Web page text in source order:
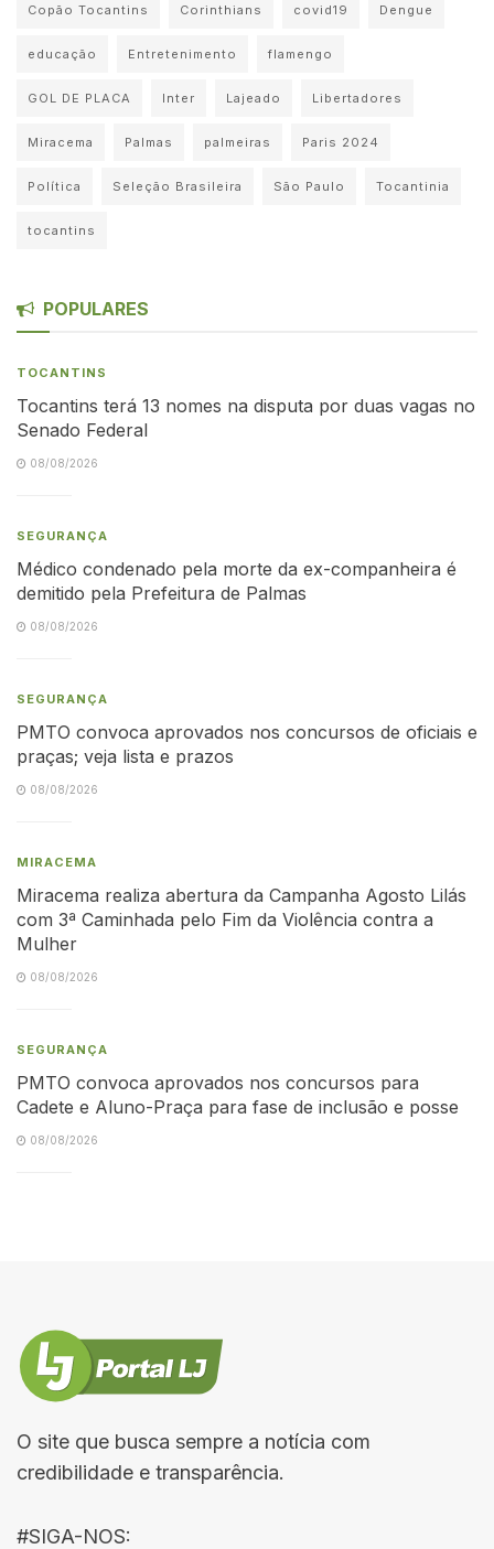
Copão Tocantins Corinthians covid19 Dengue
educação Entretenimento flamengo
GOL DE PLACA Inter Lajeado Libertadores
Miracema Palmas palmeiras Paris 2024
Política Seleção Brasileira São Paulo Tocantinia
tocantins
POPULARES
TOCANTINS
Tocantins terá 13 nomes na disputa por duas vagas no
Senado Federal
08/08/2026
SEGURANÇA
Médico condenado pela morte da ex-companheira é
demitido pela Prefeitura de Palmas
08/08/2026
SEGURANÇA
PMTO convoca aprovados nos concursos de oficiais e
praças; veja lista e prazos
08/08/2026
MIRACEMA
Miracema realiza abertura da Campanha Agosto Lilás
com 3ª Caminhada pelo Fim da Violência contra a
Mulher
08/08/2026
SEGURANÇA
PMTO convoca aprovados nos concursos para
Cadete e Aluno-Praça para fase de inclusão e posse
08/08/2026
O site que busca sempre a notícia com
credibilidade e transparência.
#SIGA-NOS: